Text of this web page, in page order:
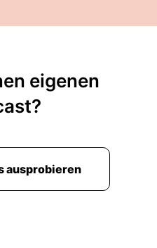
eigenen
ausprobieren